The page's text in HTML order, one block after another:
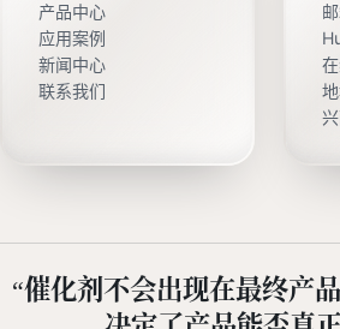
产品中心
应用案例
新闻中心
联系我们
邮
“催化剂不会出现在最终产